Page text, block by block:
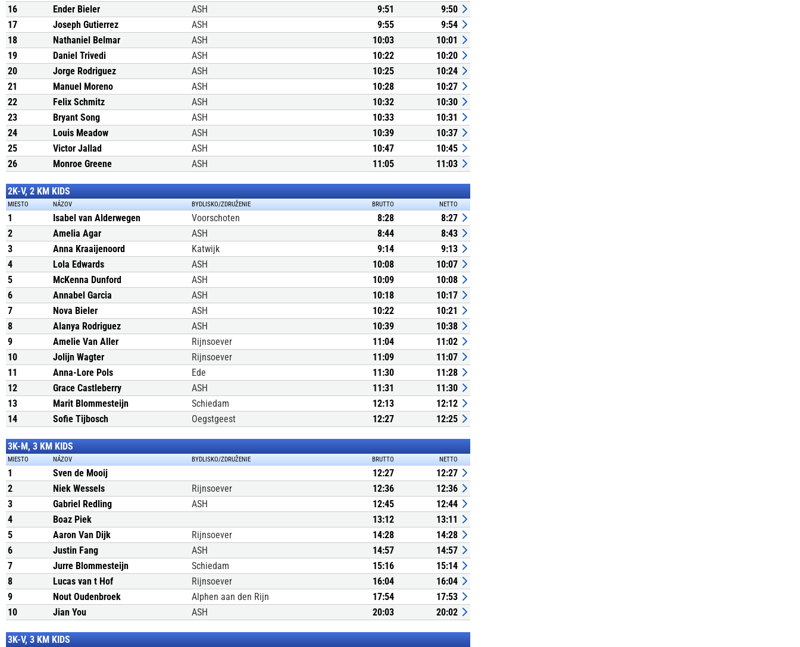
16
Ender Bieler ASH 9:51
9:50
17
Joseph Gutierrez ASH 9:55
9:54
18
Nathaniel Belmar ASH 10:03
10:01
19
Daniel Trivedi ASH 10:22
10:20
20
Jorge Rodriguez ASH 10:25
10:24
21
Manuel Moreno ASH 10:28
10:27
22
Felix Schmitz ASH 10:32
10:30
23
Bryant Song ASH 10:33
10:31
24
Louis Meadow ASH 10:39
10:37
25
Victor Jallad ASH 10:47
10:45
26
Monroe Greene ASH 11:05 11:03
2K-V, 2 KM KIDS
MIESTO NÁZOV BYDLISKO/ZDRUŽENIE BRUTTO NETTO
1 Isabel van Alderwegen Voorschoten 8:28
8:27
2
Amelia Agar ASH 8:44
8:43
3
Anna Kraaijenoord Katwijk 9:14
9:13
4
Lola Edwards ASH 10:08
10:07
5
McKenna Dunford ASH 10:09
10:08
6
Annabel Garcia ASH 10:18
10:17
7
Nova Bieler ASH 10:22
10:21
8
Alanya Rodriguez ASH 10:39
10:38
9
Amelie Van Aller Rijnsoever 11:04
11:02
10
Jolijn Wagter Rijnsoever 11:09
11:07
11
Anna-Lore Pols Ede 11:30
11:28
12
Grace Castleberry ASH 11:31
11:30
13
Marit Blommesteijn Schiedam 12:13
12:12
14
Sofie Tijbosch Oegstgeest 12:27 12:25
3K-M, 3 KM KIDS
MIESTO NÁZOV BYDLISKO/ZDRUŽENIE BRUTTO NETTO
1 Sven de Mooij 12:27
12:27
2
Niek Wessels Rijnsoever 12:36
12:36
3
Gabriel Redling ASH 12:45
12:44
4
Boaz Piek 13:12
13:11
5
Aaron Van Dijk Rijnsoever 14:28
14:28
6
Justin Fang ASH 14:57
14:57
7
Jurre Blommesteijn Schiedam 15:16
15:14
8
Lucas van t Hof Rijnsoever 16:04
16:04
9
Nout Oudenbroek Alphen aan den Rijn 17:54
17:53
10
Jian You ASH 20:03 20:02
3K-V, 3 KM KIDS